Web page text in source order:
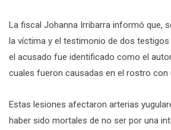
La fiscal Johanna Irribarra informó que,
la víctima y el testimonio de dos testigos
el acusado fue identificado como el
cuales fueron causadas en el rostro con
Estas lesiones afectaron arterias
haber sido mortales de no ser por una